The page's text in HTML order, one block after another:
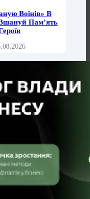
Воїнів» В
Пам’ять